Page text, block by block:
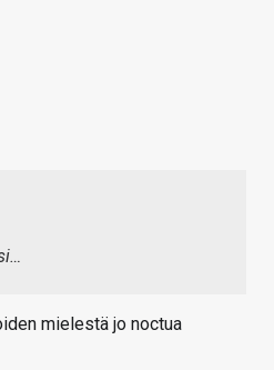
mielestä jo noctua